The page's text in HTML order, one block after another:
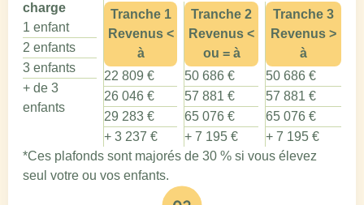
charge
1 enfant
2 enfants
3 enfants
+ de 3
enfants
Tranche 1
Revenus <
à
22 809 €
26 046 €
29 283 €
+ 3 237 €
Tranche 2
Revenus <
ou = à
50 686 €
57 881 €
65 076 €
+ 7 195 €
Tranche 3
Revenus >
à
50 686 €
57 881 €
65 076 €
+ 7 195 €
*Ces plafonds sont majorés de 30 % si vous élevez
seul votre ou vos enfants.